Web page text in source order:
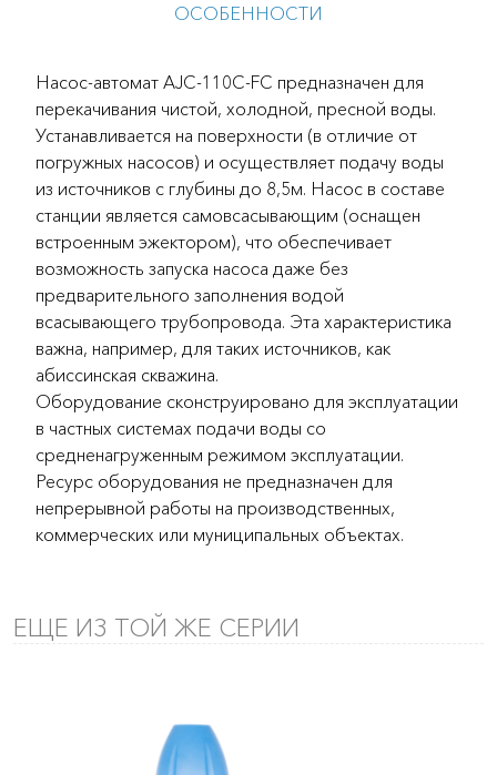
ОСОБЕННОСТИ
Насос-автомат AJC-110C-FC предназначен для
перекачивания чистой, холодной, пресной воды.
Устанавливается на поверхности (в отличие от
погружных насосов) и осуществляет подачу воды
из источников с глубины до 8,5м. Насос в составе
станции является самовсасывающим (оснащен
встроенным эжектором), что обеспечивает
возможность запуска насоса даже без
предварительного заполнения водой
всасывающего трубопровода. Эта характеристика
важна, например, для таких источников, как
абиссинская скважина.
Оборудование сконструировано для эксплуатации
в частных системах подачи воды со
средненагруженным режимом эксплуатации.
Ресурс оборудования не предназначен для
непрерывной работы на производственных,
коммерческих или муниципальных объектах.
ЕЩЕ ИЗ ТОЙ ЖЕ СЕРИИ